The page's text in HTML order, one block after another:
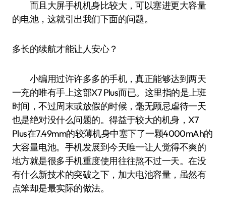
而且大屏手机机身比较大，可以塞进更大容量
的电池，这就引出我们下面的问题。
多长的续航才能让人安心？
小编用过许许多多的手机，真正能够达到两天
一充的唯有手上这部X7 Plus而已。这里指的是上班
时间，不过周末或放假的时候，毫无顾忌虐待一天
也是绝对没什么问题的。得益于较大的机身，X7
Plus在7.49mm的较薄机身中塞下了一颗4000mAh的
大容量电池。手机发展到今天唯一让人觉得不爽的
地方就是很多手机重度使用往往熬不过一天。在没
有什么新技术的突破之下，加大电池容量，虽然有
点笨却是最实际的做法。